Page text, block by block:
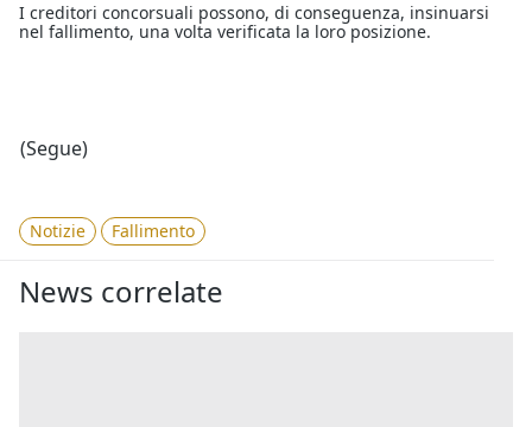
I creditori concorsuali possono, di conseguenza, insinuarsi
nel fallimento, una volta verificata la loro posizione.
(Segue)
Notizie Fallimento
News correlate